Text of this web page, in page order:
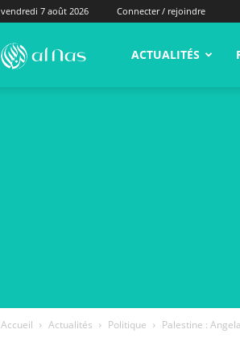
vendredi 7 août 2026 Connecter / rejoindre
alNas.fr ACTUALITÉS
Accueil Actualités Politique Palestine :